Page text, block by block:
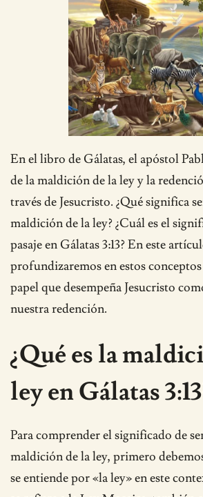
En el libro de Gálatas, el apóstol
de la maldición de la ley y la
través de Jesucristo. ¿Qué significa
maldición de la ley? ¿Cuál es el
pasaje en Gálatas 3:13? En este
profundizaremos en estos
papel que desempeña Jesucristo
nuestra redención.
¿Qué es la
ley en Gálatas
Para comprender el significado de
maldición de la ley, primero
se entiende por «la ley» en este